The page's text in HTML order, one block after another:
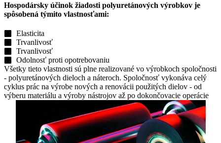
Hospodársky účinok žiadosti polyuretánových výrobkov je
spôsobená týmito vlastnosťami:
Elasticita
Trvanlivosť
Trvanlivosť
Odolnosť proti opotrebovaniu
Všetky tieto vlastnosti sú plne realizované vo výrobkoch spoločnosti
- polyuretánových dieloch a náteroch. Spoločnosť vykonáva celý
cyklus prác na výrobe nových a renovácii použitých dielov - od
výberu materiálu a výroby nástrojov až po dokončovacie operácie